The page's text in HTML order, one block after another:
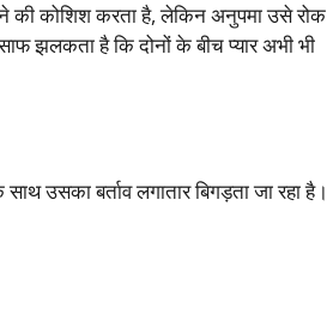
की कोशिश करता है, लेकिन अनुपमा उसे रोक
झलकता है कि दोनों के बीच प्यार अभी भी
उसका बर्ताव लगातार बिगड़ता जा रहा है।